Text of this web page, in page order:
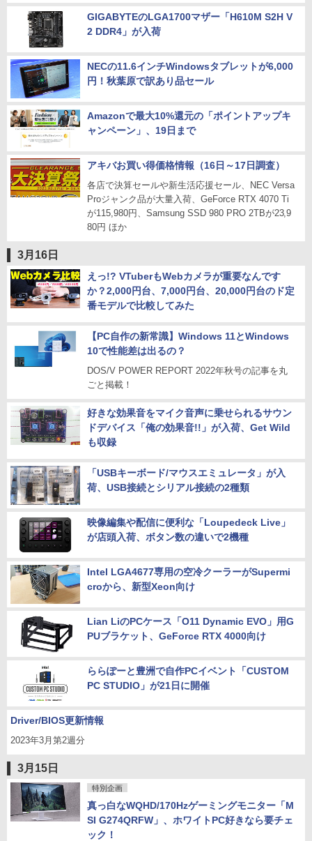
GIGABYTEのLGA1700マザー「H610M S2H V
2 DDR4」が入荷
NECの11.6インチWindowsタブレットが6,000
円！秋葉原で訳あり品セール
Amazonで最大10%還元の「ポイントアップキ
ャンペーン」、19日まで
アキバお買い得価格情報（16日～17日調査）
各店で決算セールや新生活応援セール、NEC Versa
Proジャンク品が大量入荷、GeForce RTX 4070 Ti
が115,980円、Samsung SSD 980 PRO 2TBが23,9
80円 ほか
3月16日
えっ!? VTuberもWebカメラが重要なんです
か？2,000円台、7,000円台、20,000円台のド定
番モデルで比較してみた
【PC自作の新常識】Windows 11とWindows
10で性能差は出るの？
DOS/V POWER REPORT 2022年秋号の記事を丸
ごと掲載！
好きな効果音をマイク音声に乗せられるサウン
ドデバイス「俺の効果音!!」が入荷、Get Wild
も収録
「USBキーボード/マウスエミュレータ」が入
荷、USB接続とシリアル接続の2種類
映像編集や配信に便利な「Loupedeck Live」
が店頭入荷、ボタン数の違いで2機種
Intel LGA4677専用の空冷クーラーがSupermi
croから、新型Xeon向け
Lian LiのPCケース「O11 Dynamic EVO」用G
PUブラケット、GeForce RTX 4000向け
ららぽーと豊洲で自作PCイベント「CUSTOM
PC STUDIO」が21日に開催
Driver/BIOS更新情報
2023年3月第2週分
3月15日
特別企画
真っ白なWQHD/170Hzゲーミングモニター「M
SI G274QRFW」、ホワイトPC好きなら要チェ
ック！